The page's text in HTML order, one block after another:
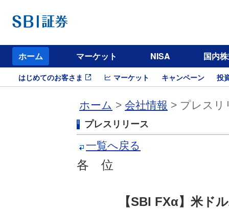
ホーム マーケット NISA 国内
はじめてのお客さま マーケット キャンペーン 投
ホーム > 会社情報 > プレスリ
プレスリリース
一覧へ戻る
各 位
【SBI FXα】米ド